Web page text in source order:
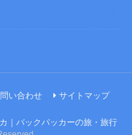
い合わせ サイトマップ
｜バックパッカーの旅・旅行